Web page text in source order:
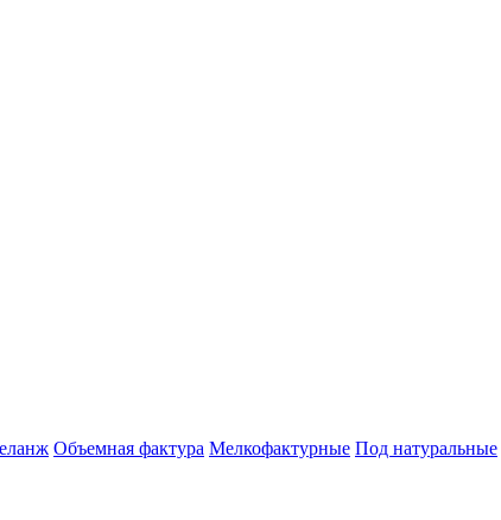
Объемная фактура Мелкофактурные Под натуральные